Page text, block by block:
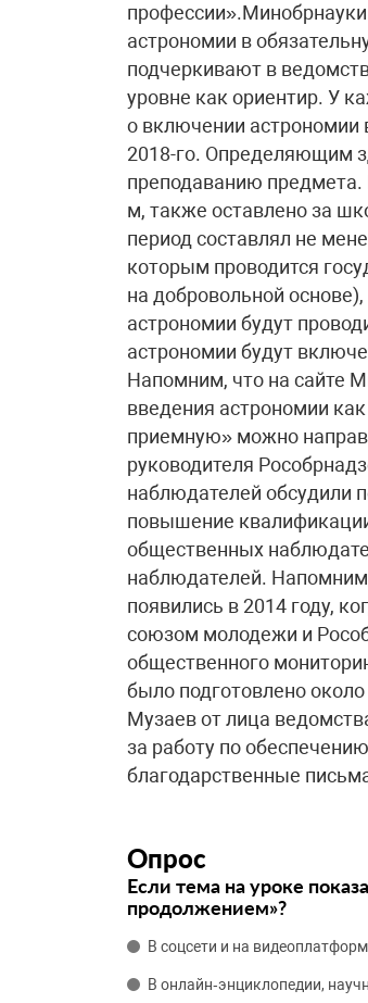
астрономии в
подчеркивают в
уровне как ориентир. У
о включении астрономии
2018-го. Определяющим
преподаванию предмета.
м, также оставлено за
период составлял не
которым проводится
на добровольной
астрономии будут
астрономии будут
Напомним, что на сайте
введения астрономии
приемную» можно
руководителя
наблюдателей обсудили
повышение
общественных
наблюдателей.
появились в 2014 году,
союзом молодежи и
общественного
было подготовлено
Музаев от лица
за работу по
благодарственные
Опрос
Если тема на уроке
продолжением»?
В соцсети и на
В онлайн‑энциклопедии,